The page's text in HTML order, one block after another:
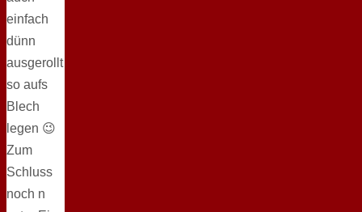
einfach
dünn
ausgerollt
so aufs
Blech
legen 😉
Zum
Schluss
noch n